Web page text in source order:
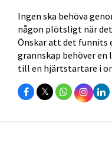
Ingen ska behöva
någon plötsligt när
Önskar att det funnits
grannskap behöver
till en hjärtstartare i
𝕏